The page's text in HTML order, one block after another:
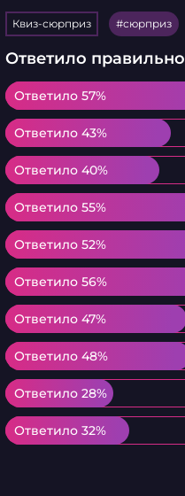
Квиз-сюрприз сюрприз
Ответило правильно
Ответило 57%
Ответило 57%
Ответило 43%
Ответило 43%
Ответило 40%
Ответило 40%
Ответило 55%
Ответило 55%
Ответило 52%
Ответило 52%
Ответило 56%
Ответило 56%
Ответило 47%
Ответило 47%
Ответило 48%
Ответило 48%
Ответило 28%
Ответило 28%
Ответило 32%
Ответило 32%